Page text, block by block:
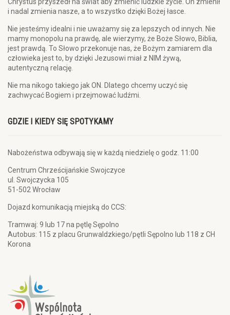
Chrystus przyszedł na świat aby zmienić ludzkie życie. On zmienił
i nadal zmienia nasze, a to wszystko dzięki Bożej łasce.
Nie jesteśmy idealni i nie uważamy się za lepszych od innych. Nie
mamy monopolu na prawdę, ale wierzymy, że Boże Słowo, Biblia,
jest prawdą. To Słowo przekonuje nas, że Bożym zamiarem dla
człowieka jest to, by dzięki Jezusowi miał z NIM żywą,
autentyczną relację.
Nie ma nikogo takiego jak ON. Dlatego chcemy uczyć się
zachwycać Bogiem i przejmować ludźmi.
GDZIE I KIEDY SIĘ SPOTYKAMY
Nabożeństwa odbywają się w każdą niedzielę o godz. 11:00
Centrum Chrześcijańskie Swojczyce
ul. Swojczycka 105
51-502 Wrocław
Dojazd komunikacją miejską do CCS:
Tramwaj: 9 lub 17 na pętlę Sępolno
Autobus: 115 z placu Grunwaldzkiego/pętli Sępolno lub 118 z CH
Korona